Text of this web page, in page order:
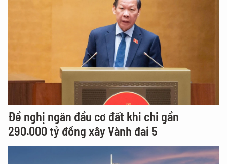
Đề nghị ngăn đầu cơ đất khi chi gần
290.000 tỷ đồng xây Vành đai 5